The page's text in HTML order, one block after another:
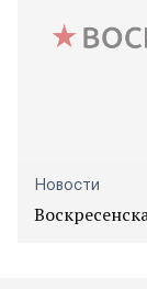
Новости